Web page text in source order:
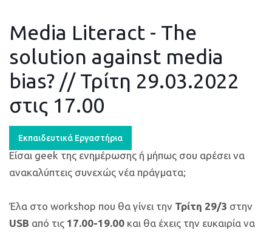
Media Literact - The
solution against media
bias? // Τρίτη 29.03.2022
στις 17.00
Εκπαιδευτικά Εργαστήρια
Είσαι geek της ενημέρωσης ή μήπως σου αρέσει να
ανακαλύπτεις συνεχώς νέα πράγματα;
Έλα στο workshop που θα γίνει την Τρίτη 29/3 στην
USB από τις 17.00-19.00 και θα έχεις την ευκαιρία να